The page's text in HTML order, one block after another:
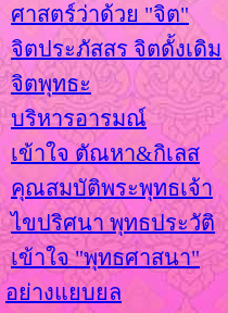
ศาสตร์ว่าด้วย "จิต"
จิตประภัสสร จิตดั้งเดิม
จิตพุทธะ
บริหารอารมณ์
เข้าใจ ตัณหา&กิเลส
คุณสมบัติพระพุทธเจ้า
ไขปริศนา พุทธประวัติ
เข้าใจ "พุทธศาสนา"
อย่างแยบยล